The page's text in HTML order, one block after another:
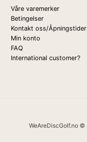
Våre varemerker
Betingelser
Kontakt oss/Åpningstider
Min konto
FAQ
International customer?
WeAreDiscGolf.no ©